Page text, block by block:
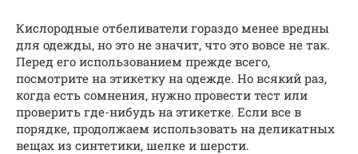
Кислородные отбеливатели гораздо менее вредны
для одежды, но это не значит, что это вовсе не так.
Перед его использованием прежде всего,
посмотрите на этикетку на одежде. Но всякий раз,
когда есть сомнения, нужно провести тест или
проверить где-нибудь на этикетке. Если все в
порядке, продолжаем использовать на деликатных
вещах из синтетики, шелке и шерсти.